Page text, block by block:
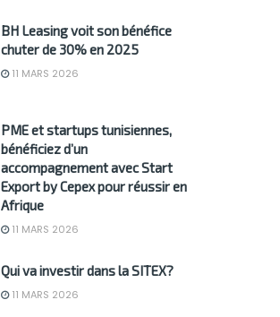
BH Leasing voit son bénéfice
chuter de 30% en 2025
11 MARS 2026
PME et startups tunisiennes,
bénéficiez d’un
accompagnement avec Start
Export by Cepex pour réussir en
Afrique
11 MARS 2026
Qui va investir dans la SITEX?
11 MARS 2026